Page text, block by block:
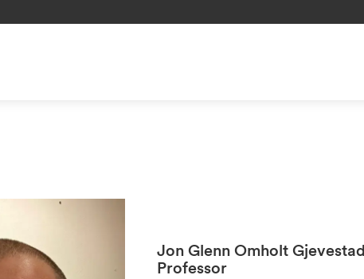
Jon Glenn Omholt Gjevestad
Professor